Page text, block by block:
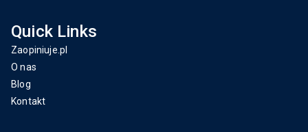
Quick Links
Zaopiniuje.pl
O nas
Blog
Kontakt